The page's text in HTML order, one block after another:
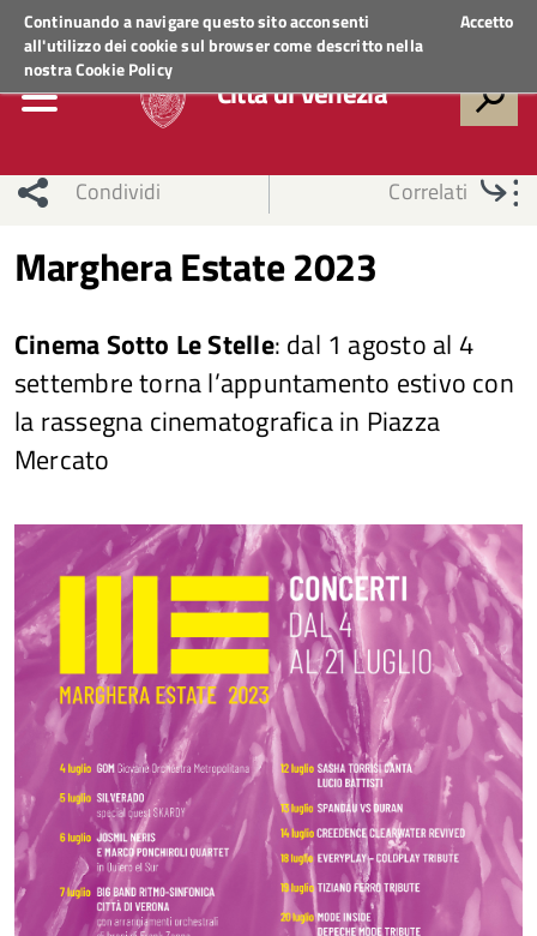
Continuando a navigare questo sito acconsenti
all'utilizzo dei cookie sul browser come descritto nella
nostraCookie Policy
Accetto
Regione VenetoACCEDI AI SERVIZI
Città di Venezia
Condividi Correlati
Marghera Estate 2023
Cinema Sotto Le Stelle: dal 1 agosto al 4
settembre torna l’appuntamento estivo con
la rassegna cinematografica in Piazza
Mercato